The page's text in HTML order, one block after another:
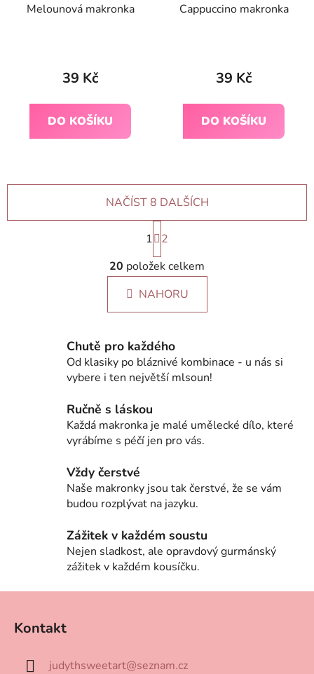
Melounová makronka
39 Kč
DO KOŠÍKU
Cappuccino makronka
hodnocení
je
5,0
hvězdiček.
39 Kč
DO KOŠÍKU
O
v
l
á
d
c
í
p
k
y
p
i
u
NAČÍST 8 DALŠÍCH
S
t
r
á
n
k
n
í
1
2
20 položek celkem
NAHORU
Chutě pro každého
Od klasiky po bláznivé kombinace - u nás si
vybere i ten největší mlsoun!
Ručně s láskou
Každá makronka je malé umělecké dílo, které
vyrábíme s péčí jen pro vás.
Vždy čerstvé
Naše makronky jsou tak čerstvé, že se vám
budou rozplývat na jazyku.
Zážitek v každém soustu
Nejen sladkost, ale opravdový gurmánský
zážitek v každém kousíčku.
Kontakt
judythsweetart@seznam.cz